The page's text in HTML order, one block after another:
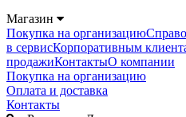
Магазин
Покупка на организацию
в сервисКорпоративным
продажиКонтактыО компании
Покупка на организацию
Оплата и доставка
Контакты